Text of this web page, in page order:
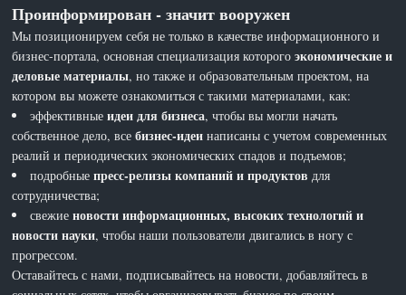
Проинформирован - значит вооружен
Мы позиционируем себя не только в качестве информационного и
бизнес-портала, основная специализация которогоэкономические и
деловые материалы, но также и образовательным проектом, на
котором вы можете ознакомиться с такими материалами, как:
эффективныеидеи для бизнеса, чтобы вы могли начать
собственное дело, всебизнес-идеи написаны с учетом современных
реалий и периодических экономических спадов и подъемов;
подробныепресс-релизы компаний и продуктов для
сотрудничества;
свежиеновости информационных, высоких технологий и
новости науки, чтобы наши пользователи двигались в ногу с
прогрессом.
Оставайтесь с нами, подписывайтесь на новости, добавляйтесь в